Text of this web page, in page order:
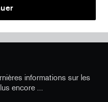
informations sur les
encore ...